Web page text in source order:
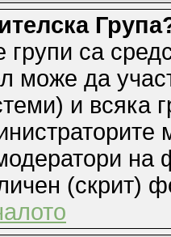
групи са
може да
и всяка
(скрит)